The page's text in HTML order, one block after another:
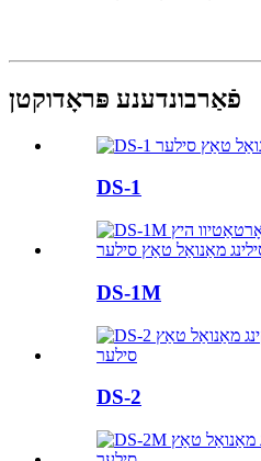
פֿאַרבונדענע פּראָדוקטן
DS-1
DS-1M
DS-2